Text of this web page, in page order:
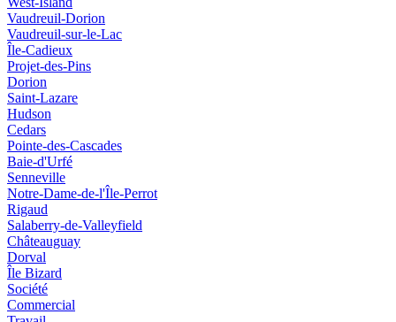
Vaudreuil-Dorion
Vaudreuil-sur-le-Lac
Île-Cadieux
Projet-des-Pins
Dorion
Saint-Lazare
Hudson
Cedars
Pointe-des-Cascades
Baie-d'Urfé
Senneville
Notre-Dame-de-l'Île-Perrot
Rigaud
Salaberry-de-Valleyfield
Châteauguay
Dorval
Île Bizard
Société
Commercial